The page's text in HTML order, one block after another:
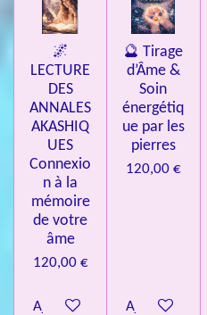
🌌
LECTURE
DES
ANNALES
AKASHIQ
UES
Connexio
n à la
mémoire
de votre
âme
120,00 €
Ajouter au panier
🔮 Tirage
d’Âme &
Soin
énergétiq
ue par les
pierres
120,00 €
Ajouter au